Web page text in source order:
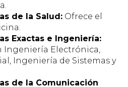
de la Salud: Ofrece el
Exactas e Ingeniería:
Ingeniería Electrónica,
Ingeniería de Sistemas y
de la Comunicación